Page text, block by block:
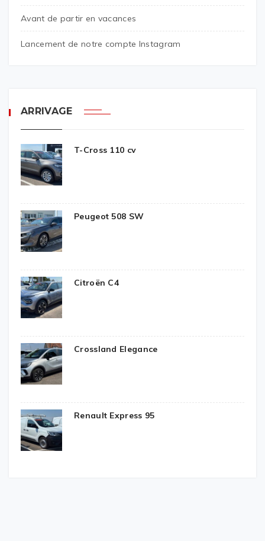
Avant de partir en vacances
Lancement de notre compte Instagram
ARRIVAGE
T-Cross 110 cv
Peugeot 508 SW
Citroën C4
Crossland Elegance
Renault Express 95